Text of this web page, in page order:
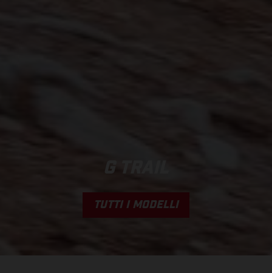
G TRAIL
TUTTI I MODELLI